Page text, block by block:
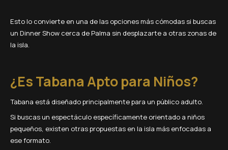
Esto lo convierte en una de las opciones más cómodas si buscas
un Dinner Show cerca de Palma sin desplazarte a otras zonas de
la isla.
¿Es Tabana Apto para Niños?
Tabana está diseñado principalmente para un público adulto.
Si buscas un espectáculo específicamente orientado a niños
pequeños, existen otras propuestas en la isla más enfocadas a
ese formato.